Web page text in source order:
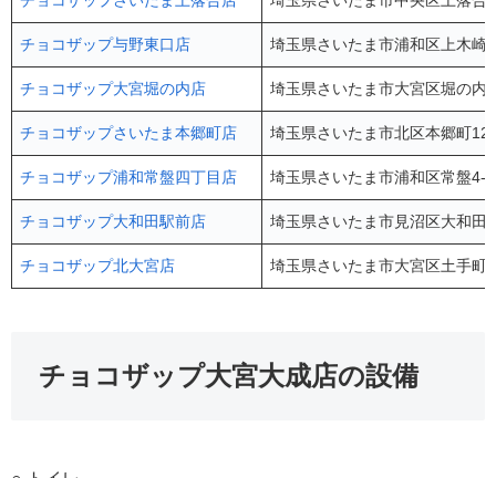
チョコザップ与野東口店 埼玉県さいたま市浦和区上木
チョコザップ大宮堀の内店 埼玉県さいたま市大宮区堀の
チョコザップさいたま本郷町店 埼玉県さいたま市北区本郷
チョコザップ浦和常盤四丁目店 埼玉県さいたま市浦和区常盤
チョコザップ大和田駅前店 埼玉県さいたま市⾒沼区⼤和
チョコザップ北大宮店 埼玉県さいたま市大宮区土手
チョコザップ大宮大成店の設備